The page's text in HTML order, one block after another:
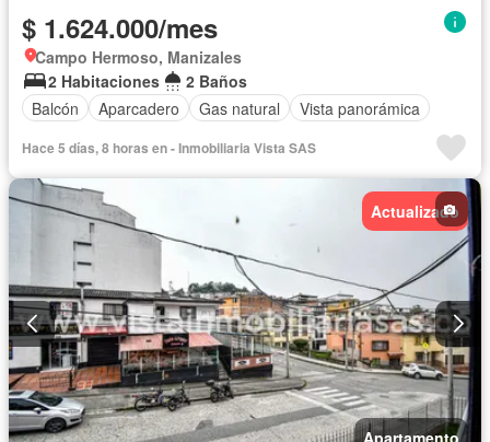
$ 1.624.000/mes
Campo Hermoso, Manizales
2 Habitaciones
2 Baños
Balcón
Aparcadero Gas natural Vista panorámica
Hace 5 días, 8 horas en - Inmobiliaria Vista SAS
Actualizado
Apartamento